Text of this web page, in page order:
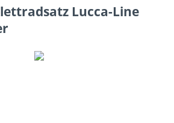
Lucca-Line